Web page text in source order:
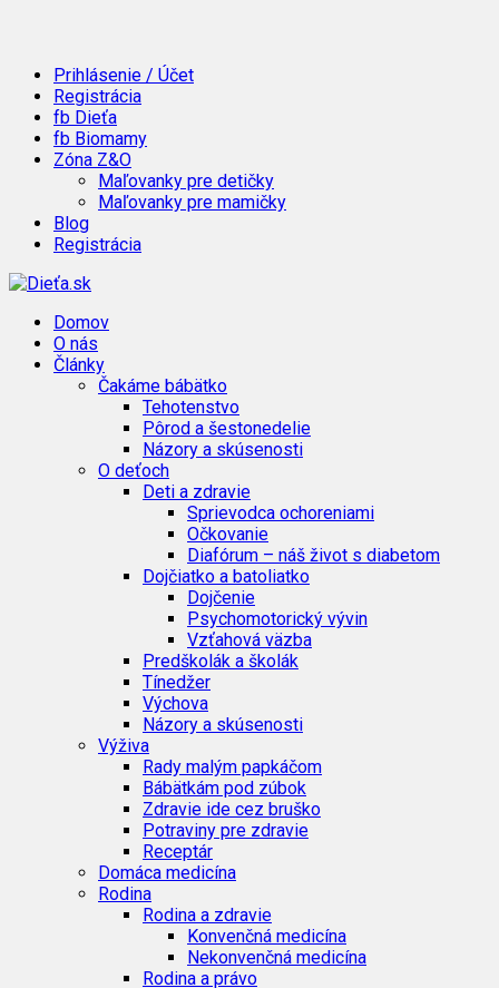
Prihlásenie / Účet
Registrácia
fb Dieťa
fb Biomamy
Zóna Z&O
Maľovanky pre detičky
Maľovanky pre mamičky
Blog
Registrácia
Domov
O nás
Články
Čakáme bábätko
Tehotenstvo
Pôrod a šestonedelie
Názory a skúsenosti
O deťoch
Deti a zdravie
Sprievodca ochoreniami
Očkovanie
Diafórum – náš život s diabetom
Dojčiatko a batoliatko
Dojčenie
Psychomotorický vývin
Vzťahová väzba
Predškolák a školák
Tínedžer
Výchova
Názory a skúsenosti
Výživa
Rady malým papkáčom
Bábätkám pod zúbok
Zdravie ide cez bruško
Potraviny pre zdravie
Receptár
Domáca medicína
Rodina
Rodina a zdravie
Konvenčná medicína
Nekonvenčná medicína
Rodina a právo